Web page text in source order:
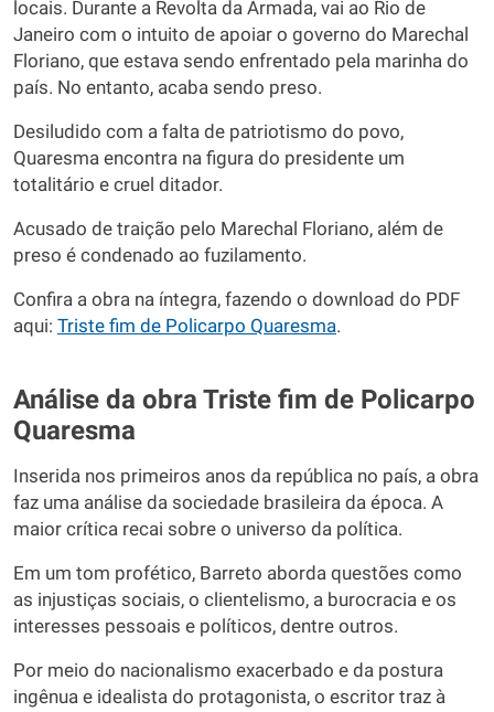
locais. Durante a Revolta da Armada, vai ao Rio de
Janeiro com o intuito de apoiar o governo do Marechal
Floriano, que estava sendo enfrentado pela marinha do
país. No entanto, acaba sendo preso.
Desiludido com a falta de patriotismo do povo,
Quaresma encontra na figura do presidente um
totalitário e cruel ditador.
Acusado de traição pelo Marechal Floriano, além de
preso é condenado ao fuzilamento.
Confira a obra na íntegra, fazendo o download do PDF
aqui: Triste fim de Policarpo Quaresma.
Análise da obra Triste fim de Policarpo
Quaresma
Inserida nos primeiros anos da república no país, a obra
faz uma análise da sociedade brasileira da época. A
maior crítica recai sobre o universo da política.
Em um tom profético, Barreto aborda questões como
as injustiças sociais, o clientelismo, a burocracia e os
interesses pessoais e políticos, dentre outros.
Por meio do nacionalismo exacerbado e da postura
ingênua e idealista do protagonista, o escritor traz à